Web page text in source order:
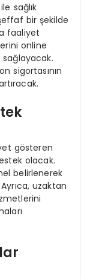
sağlık
bir şekilde
faaliyet
online
sigortasının
gösteren
olacak.
belirlenerek
uzaktan